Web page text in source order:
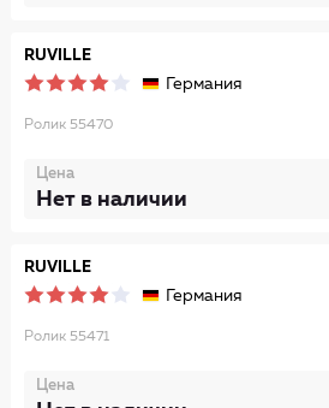
RUVILLE
Германия
Ролик 55470
Цена
Нет в наличии
RUVILLE
Германия
Ролик 55471
Цена